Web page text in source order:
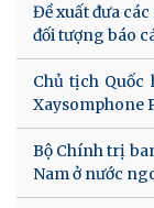
Đề xuất đưa
đối tượng báo
Chủ tịch Quốc
Xaysomphone
Bộ Chính trị
Nam ở nước